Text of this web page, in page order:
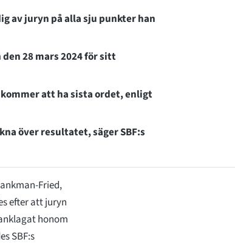
av juryn på alla sju punkter han
28 mars 2024 för sitt
att ha sista ordet, enligt
över resultatet, säger SBF:s
Fried,
efter att juryn
honom
SBF:s